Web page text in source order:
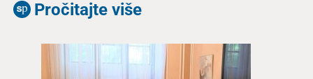
Pročitajte više